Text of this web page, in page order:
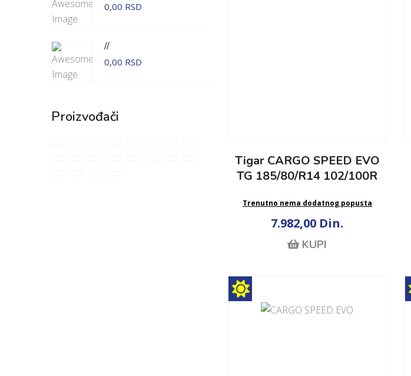
Tigar CARGO SPEED EVO
TG 185/80/R14 102/100R
Trenutno nema dodatnog popusta
7.982,00 Din.
KUPI
0,00 RSD
//
0,00 RSD
Proizvođači